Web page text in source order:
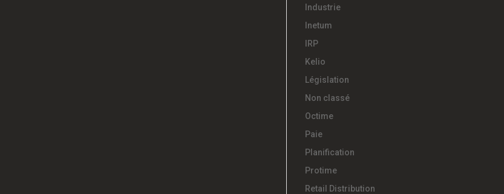
Industrie
Inetum
IRP
Kelio
Législation
Non classé
Octime
Paie
Planification
Protime
Retail Distribution